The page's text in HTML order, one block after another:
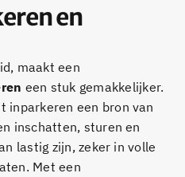
en
maakt een
een stuk gemakkelijker.
inparkeren een bron van
inschatten, sturen en
lastig zijn, zeker in volle
Met een